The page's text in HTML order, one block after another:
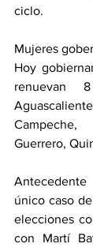
ciclo.
Mujeres
Hoy
renuevan
Guerrero,
único caso
elecciones
con Martí